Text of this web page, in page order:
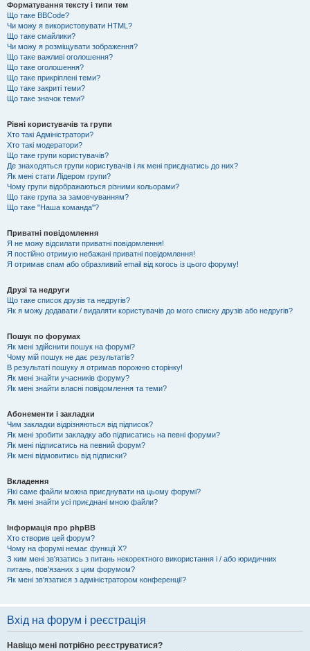
Форматування тексту і типи тем
Що таке BBCode?
Чи можу я використовувати HTML?
Що таке смайлики?
Чи можу я розміщувати зображення?
Що таке важливі оголошення?
Що таке оголошення?
Що таке прикріплені теми?
Що таке закриті теми?
Що таке значок теми?
Рівні користувачів та групи
Хто такі Адміністратори?
Хто такі модератори?
Що таке групи користувачів?
Де знаходяться групи користувачів і як мені приєднатись до них?
Як мені стати Лідером групи?
Чому групи відображаються різними кольорами?
Що таке група за замовчуванням?
Що таке "Наша команда"?
Приватні повідомлення
Я не можу відсилати приватні повідомлення!
Я постійно отримую небажані приватні повідомлення!
Я отримав спам або образливий email від когось із цього форуму!
Друзі та недруги
Що таке список друзів та недругів?
Як я можу додавати / видаляти користувачів до мого списку друзів або недругів?
Пошук по форумах
Як мені здійснити пошук на форумі?
Чому мій пошук не дає результатів?
В результаті пошуку я отримав порожню сторінку!
Як мені знайти учасників форуму?
Як мені знайти власні повідомлення та теми?
Абонементи і закладки
Чим закладки відрізняються від підписок?
Як мені зробити закладку або підписатись на певні форуми?
Як мені підписатись на певний форум?
Як мені відмовитись від підписки?
Вкладення
Які саме файли можна приєднувати на цьому форумі?
Як мені знайти усі приєднані мною файли?
Інформація про phpBB
Хто створив цей форум?
Чому на форумі немає функції X?
З ким мені зв'язатись з питань некоректного використання і / або юридичних
питань, пов'язаних з цим форумом?
Як мені зв'язатися з адміністратором конференції?
Вхід на форум і реєстрація
Навіщо мені потрібно реєструватися?